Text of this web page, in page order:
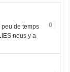
0
de temps
nous y a